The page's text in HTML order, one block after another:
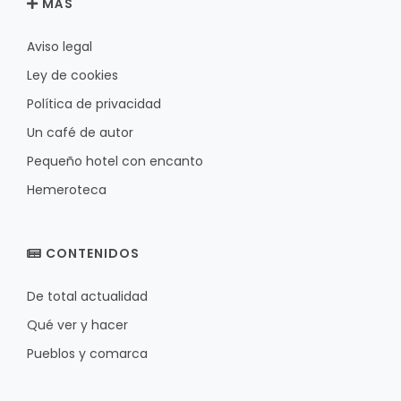
Aviso legal
Ley de cookies
Política de privacidad
Un café de autor
Pequeño hotel con encanto
Hemeroteca
CONTENIDOS
De total actualidad
Qué ver y hacer
Pueblos y comarca